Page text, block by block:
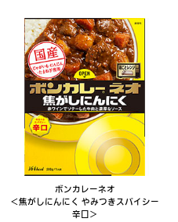
ボンカレーネオ
＜焦がしにんにく やみつきスパイシー
辛口＞